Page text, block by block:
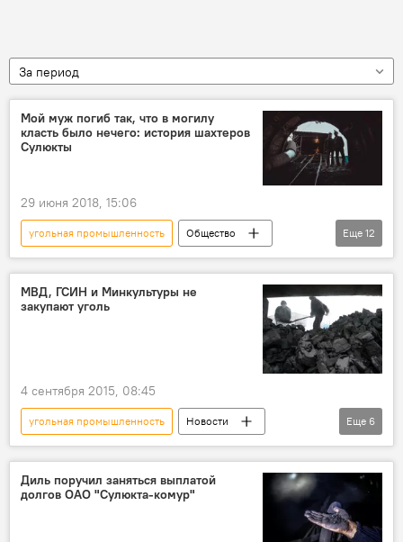
За период
Мой муж погиб так, что в могилу
класть было нечего: история шахтеров
Сулюкты
29 июня 2018, 15:06
угольная промышленность
Общество
Новости
Кыргызстан
Мультимедиа
Баткен
Лейлекский район
уголь
Еще 12
МВД, ГСИН и Минкультуры не
закупают уголь
4 сентября 2015, 08:45
угольная промышленность
Новости
Кыргызстан
экономика
Министерство энергетики КР
заготовка
уголь
Еще 6
Диль поручил заняться выплатой
долгов ОАО "Сулюкта-комур"